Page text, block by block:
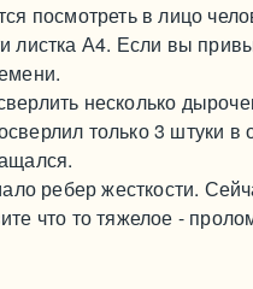
посмотреть в лицо
листка А4. Если вы
несколько
только 3 штуки в
ребер жесткости.
что то тяжелое -